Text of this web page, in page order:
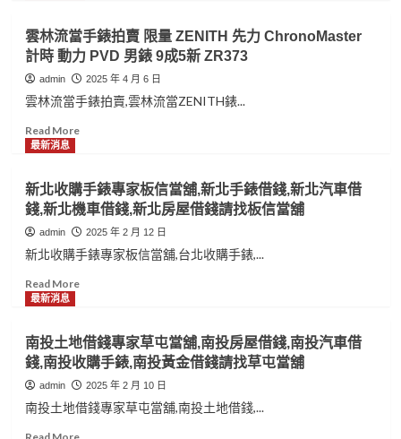
9
成
9
新
ZR074
ZG077
Constantin
江
詩
丹
頓
手
上
金
男
錶
喜
歡
價
可
彰
化
流
當
機
車
拍
年
Hartford
哈
特
佛
小
雲
9
成
新
喜
歡
價
可
雲林流當手錶拍賣 限量 ZENITH 先力 ChronoMaster
計時 動力 PVD 男錶 9成5新 ZR373
admin 2025 年 4 月 6 日
雲林流當手錶拍賣,雲林流當ZENITH錶...
Read MoreRead
雲
林
流
當
手
錶
拍
量
ZENITH
先
力
ChronoMaster
計
時
最新消息
新北收購手錶專家板信當舖,新北手錶借錢,新北汽車借
錢,新北機車借錢,新北房屋借錢請找板信當舖
admin 2025 年 2 月 12 日
新北收購手錶專家板信當舖,台北收購手錶,...
Read MoreRead
新
北
收
購
手
錶
專
最新消息
南投土地借錢專家草屯當舖,南投房屋借錢,南投汽車借
錢,南投收購手錶,南投黃金借錢請找草屯當舖
admin 2025 年 2 月 10 日
南投土地借錢專家草屯當舖,南投土地借錢,...
Read